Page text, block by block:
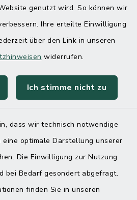
genutzt wird. So können wir
Ihre erteilte Einwilligung
über den Link in unseren
widerrufen.
Ich stimme nicht zu
dass wir technisch notwendige
eine optimale Darstellung unserer
Die Einwilligung zur Nutzung
bei Bedarf gesondert abgefragt.
finden Sie in unseren